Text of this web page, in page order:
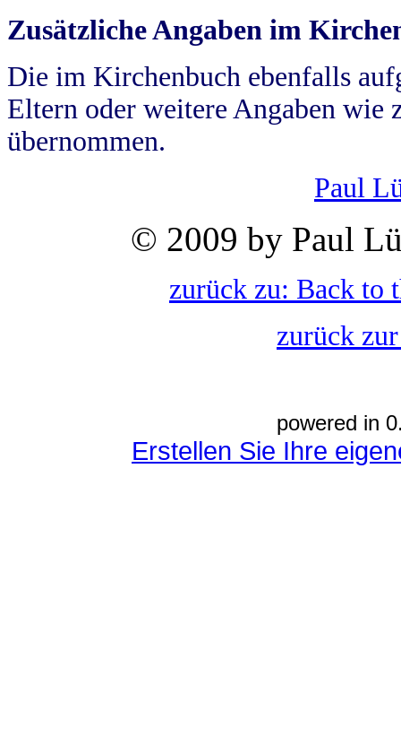
Zusätzliche Angaben im
Die im Kirchenbuch ebenfalls
Eltern oder weitere Angaben wie
übernommen.
Paul
© 2009 by Paul
zurück zu: Back to
zurück
powered in
Erstellen Sie Ihre